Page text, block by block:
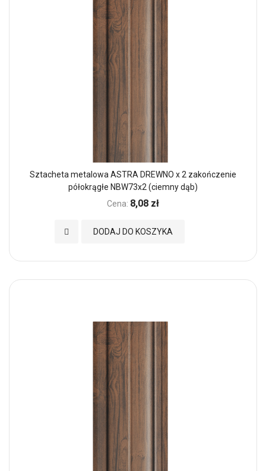
Sztacheta metalowa ASTRA DREWNO x 2 zakończenie
półokrągłe NBW73x2 (ciemny dąb)
Cena: 8,08 zł
DODAJ DO KOSZYKA
Dodaj do Ulubionych